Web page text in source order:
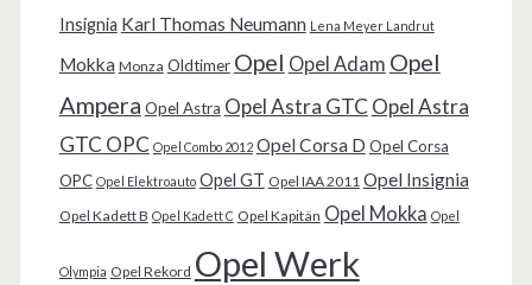
Insignia Karl Thomas Neumann Lena Meyer Landrut
Mokka Monza Oldtimer Opel Opel Adam Opel
Ampera Opel Astra Opel Astra GTC Opel Astra
GTC OPC Opel Combo 2012 Opel Corsa D Opel Corsa
OPC Opel Elektroauto Opel GT Opel IAA 2011 Opel Insignia
Opel Kadett B Opel Kadett C Opel Kapitän Opel Mokka Opel
Olympia Opel Rekord Opel Werk